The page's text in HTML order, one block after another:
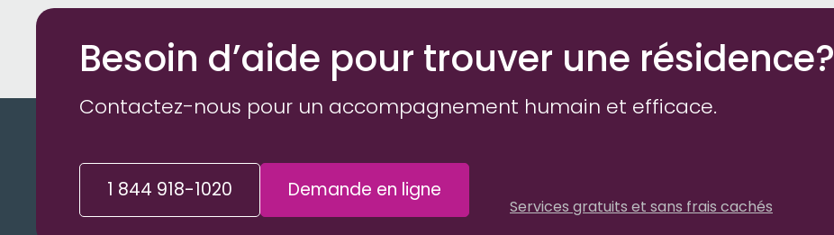
Besoin d’aide pour trouver une résidence?
Contactez-nous pour un accompagnement humain et efficace.
1 844 918-1020 Demande en ligne
Services gratuits et sans frais cachés